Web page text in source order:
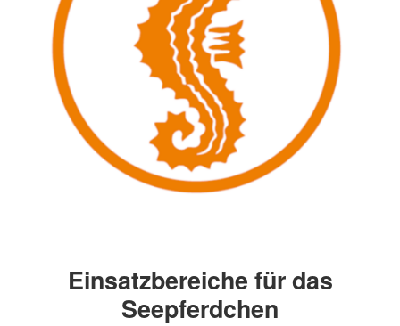
Einsatzbereiche für das
Seepferdchen